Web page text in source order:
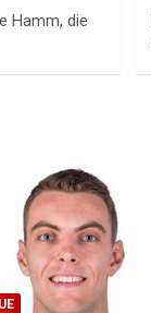
Hamm, die